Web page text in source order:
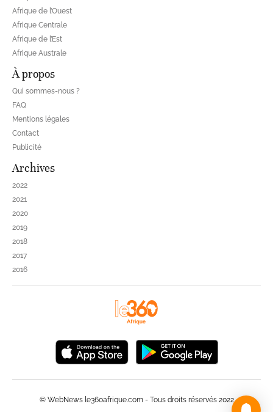
Afrique de l’Ouest
Afrique Centrale
Afrique de l’Est
Afrique Australe
À propos
Qui sommes-nous ?
FAQ
Mentions légales
Contact
Publicité
Archives
2022
2021
2020
2019
2018
2017
2016
© WebNews le360afrique.com - Tous droits réservés 2022